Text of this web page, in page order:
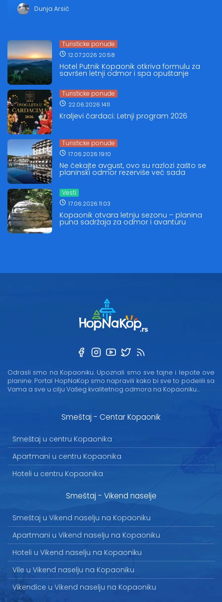
Dunja Arsić
Turisticke ponude
12.07.2026 20:58
Hotel Putnik Kopaonik otkriva formulu za
savršen letnji odmor i spa opuštanje
Turisticke ponude
22.06.2026 14:11
Kraljevi čardaci: Letnji program 2026
Turisticke ponude
17.06.2026 19:10
Ne čekajte avgust, ovo su razlozi zašto se
planinski odmor rezerviše već sada
Vesti
17.06.2026 11:03
Kopaonik otvara letnju sezonu – planina
puna sadržaja za odmor i avanturu
Odrasli smo na Kopaoniku. Upoznali smo sve tajne i lepote ove
planine. Portal HopNaKop smo napravili kako bi sve to podelili sa
Vama a sve u cilju Vašeg kvalitetnog odmora na Kopaoniku...
Smeštaj - Centar Kopaonik
Smeštaj u centru Kopaonika
Apartmani u centru Kopaonika
Hoteli u centru Kopaonika
Smeštaj - Vikend naselje
Smeštaj u Vikend naselju na Kopaoniku
Apartmani u Vikend naselju na Kopaoniku
Hoteli u Vikend naselju na Kopaoniku
Vile u Vikend naselju na Kopaoniku
Vikendice u Vikend naselju na Kopaoniku